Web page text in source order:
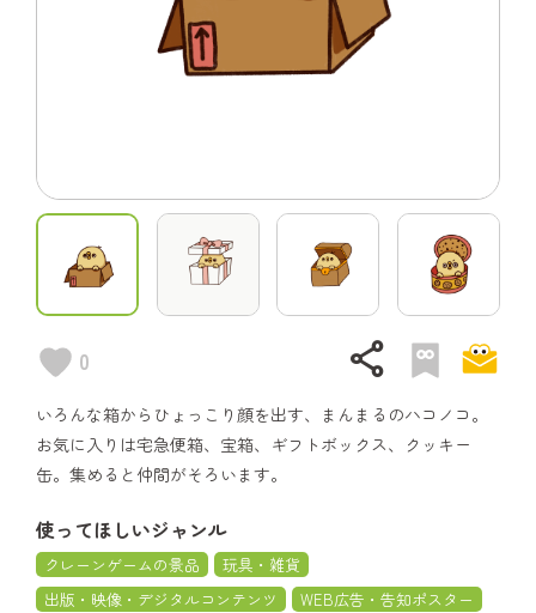
0 share
いろんな箱からひょっこり顔を出す、まんまるのハコノコ。
お気に入りは宅急便箱、宝箱、ギフトボックス、クッキー
缶。集めると仲間がそろいます。
使ってほしいジャンル
クレーンゲームの景品
玩具・雑貨
出版・映像・デジタルコンテンツ
WEB広告・告知ポスター